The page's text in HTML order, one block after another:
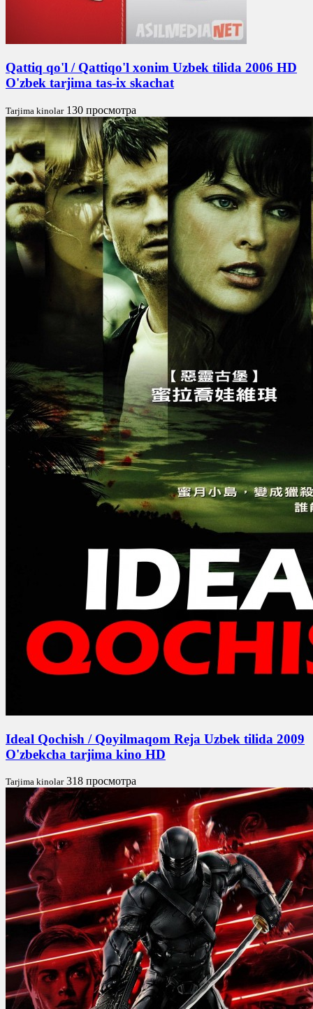
Qattiq qo'l / Qattiqo'l xonim Uzbek tilida 2006 HD
O'zbek tarjima tas-ix skachat
Tarjima kinolar 130 просмотра
Ideal Qochish / Qoyilmaqom Reja Uzbek tilida 2009
O'zbekcha tarjima kino HD
Tarjima kinolar 318 просмотра